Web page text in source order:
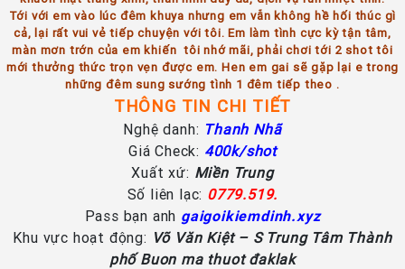
Tới với em vào lúc đêm khuya nhưng em vẫn không hề hối thúc gì
cả, lại rất vui vẻ tiếp chuyện với tôi. Em làm tình cực kỳ tận tâm,
màn mơn trớn của em khiến tôi nhớ mãi, phải chơi tới 2 shot tôi
mới thưởng thức trọn vẹn được em. Hen em gai sẽ gặp lại e trong
những đêm sung sướng tình 1 đêm tiếp theo .
THÔNG TIN CHI TIẾT
Nghệ danh: Thanh Nhã
Giá Check: 400k/shot
Xuất xứ: Miền Trung
Số liên lạc: 0779.519.
Pass bạn anh gaigoikiemdinh.xyz
Khu vực hoạt động: Võ Văn Kiệt – S Trung Tâm Thành
phố Buon ma thuot đaklak